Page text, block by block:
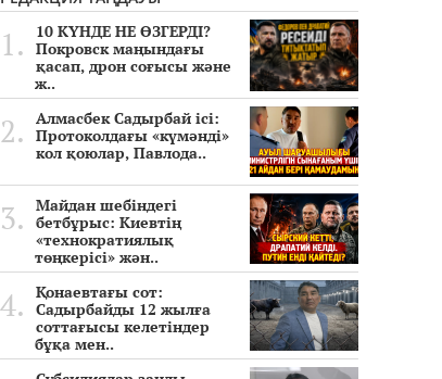
10 КҮНДЕ НЕ ӨЗГЕРДІ?
Покровск маңындағы
қасап, дрон соғысы және
ж..
Алмасбек Садырбай ісі:
Протоколдағы «күмәнді»
кол қоюлар, Павлода..
Майдан шебіндегі
бетбұрыс: Киевтің
«технократиялық
төңкерісі» жән..
Қонаевтағы сот:
Садырбайды 12 жылға
соттағысы келетіндер
бұқа мен..